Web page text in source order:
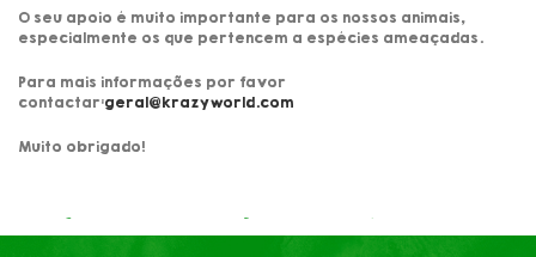
O seu apoio é muito importante para os nossos animais,
especialmente os que pertencem a espécies ameaçadas.
Para mais informações por favor
contactar:geral@krazyworld.com
Muito obrigado!